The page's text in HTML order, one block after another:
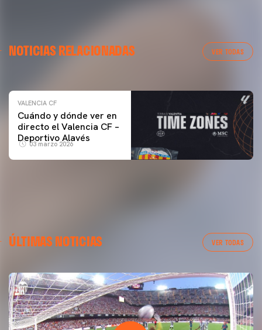
NOTICIAS RELACIONADAS VER TODAS
ENTRENAMIENTO DEL VALENCIA CF 04/03/26
VALENCIA CF
Cuándo y dónde ver en
directo el Valencia CF –
Deportivo Alavés
03 marzo 2026
ÚLTIMAS NOTICIAS VER TODAS